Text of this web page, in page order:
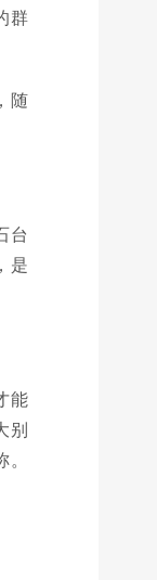
群
随
台
是
能
别